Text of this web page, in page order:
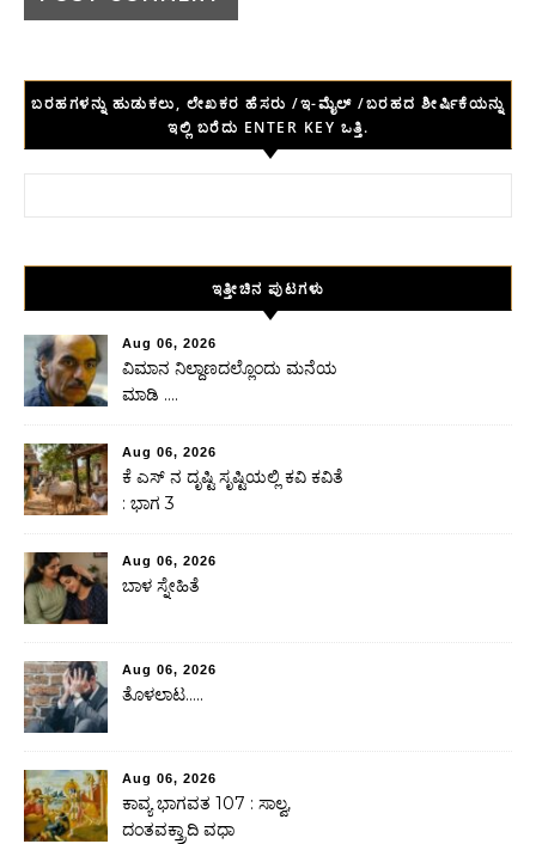
ಬರಹಗಳನ್ನು ಹುಡುಕಲು, ಲೇಖಕರ ಹೆಸರು /ಇ-ಮೈಲ್ /ಬರಹದ ಶೀರ್ಷಿಕೆಯನ್ನು
ಇಲ್ಲಿ ಬರೆದು ENTER KEY ಒತ್ತಿ.
ಇತ್ತೀಚಿನ ಪುಟಗಳು
Aug 06, 2026
ವಿಮಾನ ನಿಲ್ದಾಣದಲ್ಲೊಂದು ಮನೆಯ
ಮಾಡಿ ….
Aug 06, 2026
ಕೆ ಎಸ್ ನ ದೃಷ್ಟಿ ಸೃಷ್ಟಿಯಲ್ಲಿ ಕವಿ ಕವಿತೆ
: ಭಾಗ 3
Aug 06, 2026
ಬಾಳ ಸ್ನೇಹಿತೆ
Aug 06, 2026
ತೊಳಲಾಟ…..
Aug 06, 2026
ಕಾವ್ಯ ಭಾಗವತ 107 : ಸಾಲ್ವ,
ದಂತವಕ್ತ್ರಾದಿ ವಧಾ